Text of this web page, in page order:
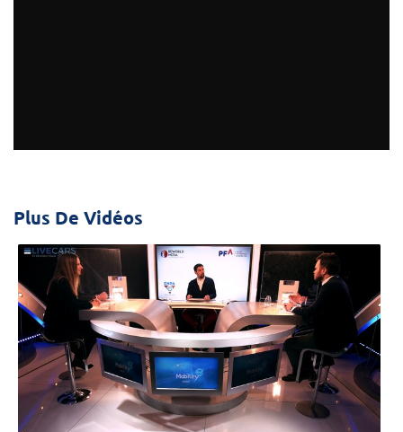
Plus De Vidéos